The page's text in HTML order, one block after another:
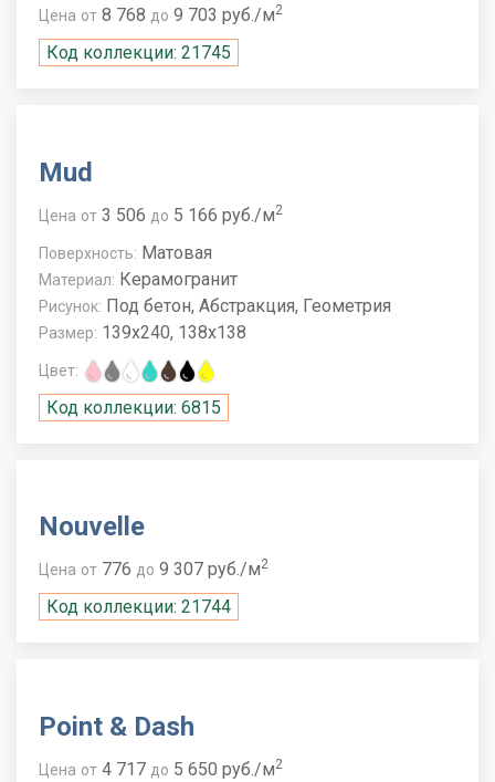
Цена от 8 768 до 9 703 руб./м2
Код коллекции: 21745
Mud
Цена от 3 506 до 5 166 руб./м2
Поверхность: Матовая
Материал: Керамогранит
Рисунок: Под бетон, Абстракция, Геометрия
Размер: 139x240, 138x138
Цвет:
Код коллекции: 6815
Nouvelle
Цена от 776 до 9 307 руб./м2
Код коллекции: 21744
Point & Dash
Цена от 4 717 до 5 650 руб./м2